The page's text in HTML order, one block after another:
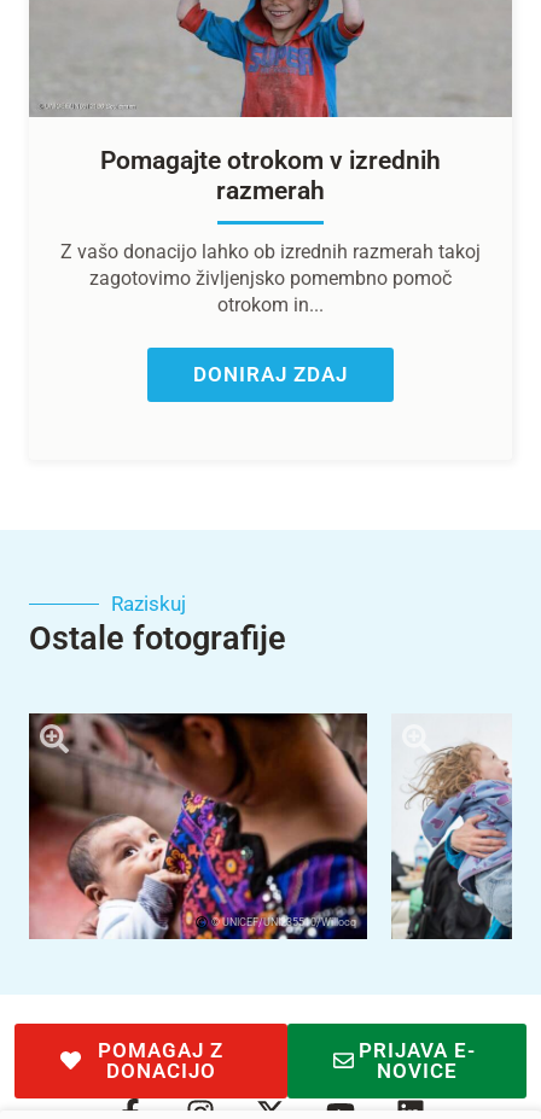
Pomagajte otrokom v izrednih
razmerah
Z vašo donacijo lahko ob izrednih razmerah takoj
zagotovimo življenjsko pomembno pomoč
otrokom in...
DONIRAJ ZDAJ
Raziskuj
Ostale fotografije
© UNICEF/UNI235510/Willocq
POMAGAJ Z
DONACIJO
PRIJAVA E-
NOVICE